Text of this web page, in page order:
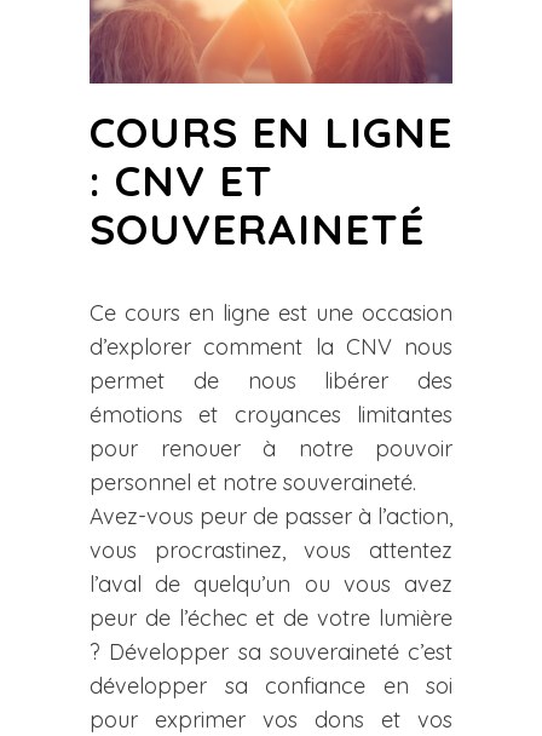
COURS EN LIGNE
: CNV ET
SOUVERAINETÉ
Ce cours en ligne est une occasion
d’explorer comment la CNV nous
permet de nous libérer des
émotions et croyances limitantes
pour renouer à notre pouvoir
personnel et notre souveraineté.
Avez-vous peur de passer à l’action,
vous procrastinez, vous attentez
l’aval de quelqu’un ou vous avez
peur de l’échec et de votre lumière
? Développer sa souveraineté c’est
développer sa confiance en soi
pour exprimer vos dons et vos